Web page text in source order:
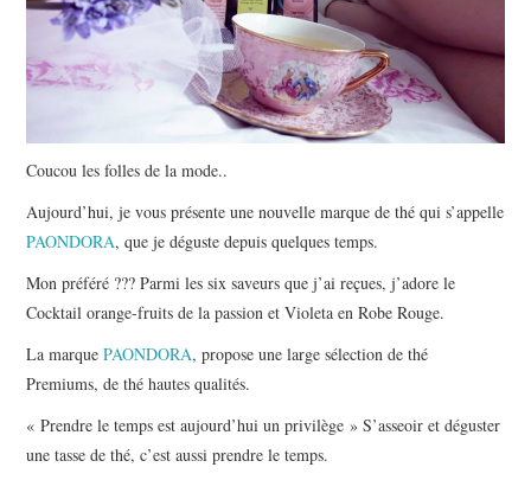
AJOUTANT MON PETIT
GRAIN DE FOLIE ET MES
PETITS TUYAUX…
Coucou les folles de la mode..
Aujourd’hui, je vous présente une nouvelle marque de thé qui s’appelle
PAONDORA, que je déguste depuis quelques temps.
Mon préféré ??? Parmi les six saveurs que j’ai reçues, j’adore le
Cocktail orange-fruits de la passion et Violeta en Robe Rouge.
La marquePAONDORA, propose une large sélection de thé
Premiums, de thé hautes qualités.
« Prendre le temps est aujourd’hui un privilège » S’asseoir et déguster
une tasse de thé, c’est aussi prendre le temps.